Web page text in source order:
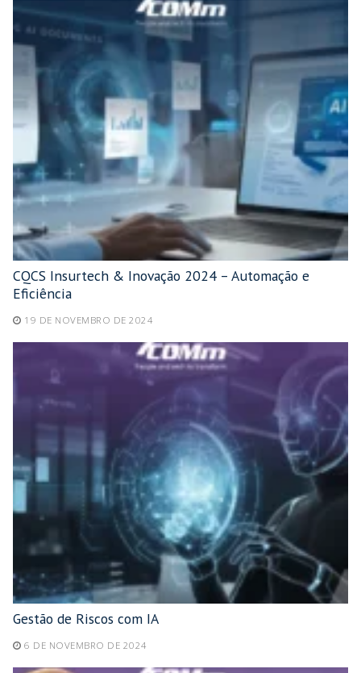
CQCS Insurtech & Inovação 2024 – Automação e
Eficiência
19 DE NOVEMBRO DE 2024
Gestão de Riscos com IA
6 DE NOVEMBRO DE 2024